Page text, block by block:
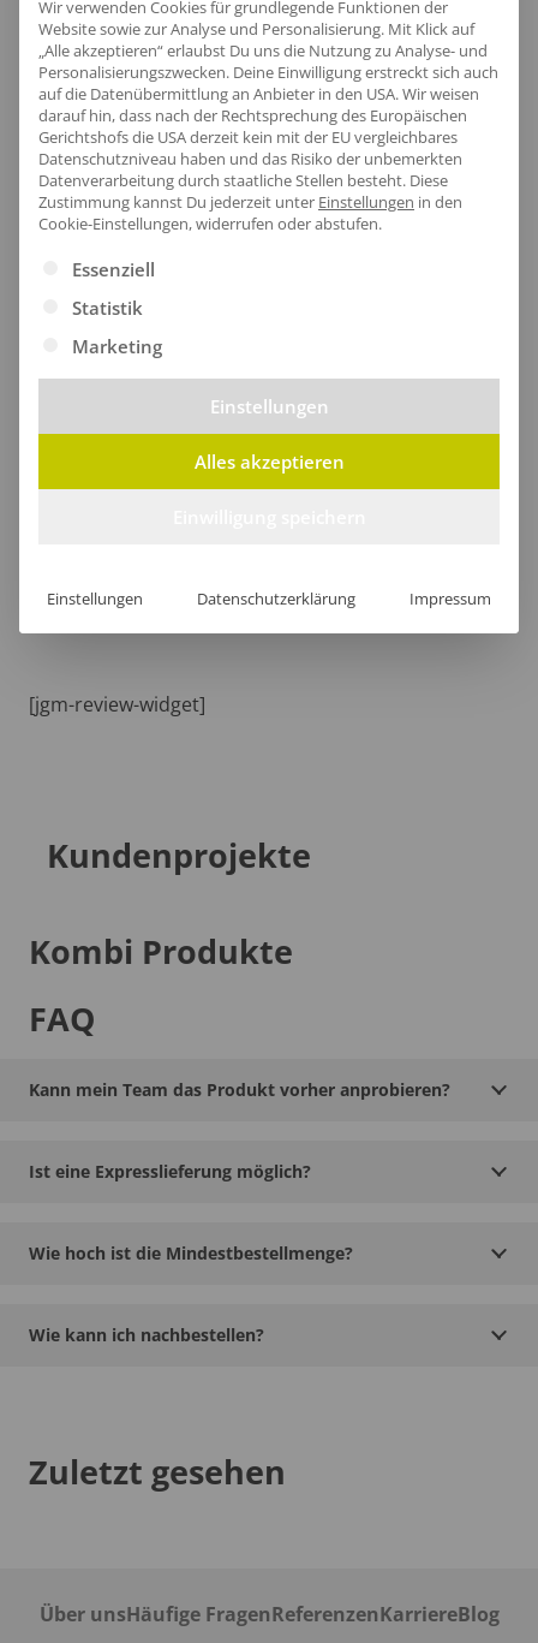
Artikel-Nr.:NER64101
Geschlecht:Herren
Obermaterial:100% Polyester
Grammatur:155 g/m²
erlaubt|Trockner geeignet
Zertifikate: EU Ecolabel|Oeko-Tex 100|Recycelter
Polyester|SA8000
Größentabelle
[jgm-review-widget]
Kundenprojekte
Kombi Produkte
FAQ
Kann mein Team das Produkt vorher anprobieren?
Ist eine Expresslieferung möglich?
Wie hoch ist die Mindestbestellmenge?
Wie kann ich nachbestellen?
Zuletzt gesehen
Über unsHäufige FragenReferenzenKarriereBlog
Wir verwenden Cookies für grundlegende Funktionen der
Website sowie zur Analyse und Personalisierung. Mit Klick auf
„Alle akzeptieren“ erlaubst Du uns die Nutzung zu Analyse- und
Personalisierungszwecken. Deine Einwilligung erstreckt sich auch
auf die Datenübermittlung an Anbieter in den USA. Wir weisen
darauf hin, dass nach der Rechtsprechung des Europäischen
Gerichtshofs die USA derzeit kein mit der EU vergleichbares
Datenschutzniveau haben und das Risiko der unbemerkten
Datenverarbeitung durch staatliche Stellen besteht. Diese
Zustimmung kannst Du jederzeit unter Einstellungen in den
Cookie-Einstellungen, widerrufen oder abstufen.
Es folgt eine Liste der Service-Gruppen, für die eine
Essenziell
Statistik
Marketing
Einstellungen
Alles akzeptieren
Einstellungen Datenschutzerklärung Impressum